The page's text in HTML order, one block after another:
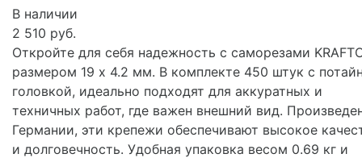
В наличии
2 510 руб.
Откройте для себя надежность с саморезами
размером 19 х 4.2 мм. В комплекте 450 штук с
головкой, идеально подходят для аккуратных и
техничных работ, где важен внешний вид.
Германии, эти крепежи обеспечивают высокое
и долговечность. Удобная упаковка весом 0.69 кг и